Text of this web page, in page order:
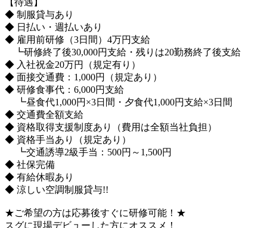
◆ 制服貸与あり
◆ 日払い・週払いあり
◆ 雇用前研修（3日間）4万円支給
┗研修終了後30,000円支給・残りは20勤務終了後支給
◆ 入社祝金20万円（規定有り）
◆ 面接交通費：1,000円（規定あり）
◆ 研修食事代：6,000円支給
┗昼食代1,000円×3日間・夕食代1,000円支給×3日間
◆ 交通費全額支給
◆ 資格取得支援制度あり（費用は全額当社負担）
◆ 資格手当あり（規定あり）
┗交通誘導2級手当：500円～1,500円
◆ 社保完備
◆ 有給休暇あり
◆ 涼しい空調制服貸与!!
★ご希望の方は応募後すぐに研修可能！★
スグに現場デビューした方にオススメ！